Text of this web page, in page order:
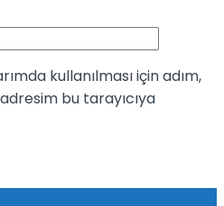
kullanılması için adım,
bu tarayıcıya